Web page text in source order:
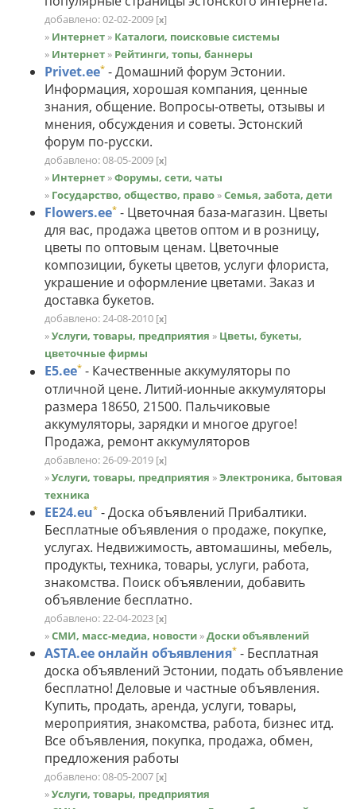
добавлено: 02-02-2009 [x]
» Интернет » Каталоги, поисковые системы
» Интернет » Рейтинги, топы, баннеры
Privet.ee* - Домашний форум Эстонии.
Информация, хорошая компания, ценные
знания, общение. Вопросы-ответы, отзывы и
мнения, обсуждения и советы. Эстонский
форум по-русски.
добавлено: 08-05-2009 [x]
» Интернет »Форумы, сети, чаты
» Государство, общество, право »Семья, забота, дети
Flowers.ee* - Цветочная база-магазин. Цветы
для вас, продажа цветов оптом и в розницу,
цветы по оптовым ценам. Цветочные
композиции, букеты цветов, услуги флориста,
украшение и оформление цветами. Заказ и
доставка букетов.
добавлено: 24-08-2010 [x]
»Услуги, товары, предприятия » Цветы, букеты,
цветочные фирмы
E5.ee* - Качественные аккумуляторы по
отличной цене. Литий-ионные аккумуляторы
размера 18650, 21500. Пальчиковые
аккумуляторы, зарядки и многое другое!
Продажа, ремонт аккумуляторов
добавлено: 26-09-2019 [x]
»Услуги, товары, предприятия »Электроника, бытовая
техника
EE24.eu* - Доска объявлений Прибалтики.
Бесплатные объявления о продаже, покупке,
услугах. Недвижимость, автомашины, мебель,
продукты, техника, товары, услуги, работа,
знакомства. Поиск объявлении, добавить
объявление бесплатно.
добавлено: 22-04-2023 [x]
»СМИ, масс-медиа, новости »Доски объявлений
ASTA.ee онлайн объявления* - Бесплатная
доска объявлений Эстонии, подать объявление
бесплатно! Деловые и частные объявления.
Купить, продать, аренда, услуги, товары,
мероприятия, знакомства, работа, бизнес итд.
Все объявления, покупка, продажа, обмен,
предложения работы
добавлено: 08-05-2007 [x]
»Услуги, товары, предприятия